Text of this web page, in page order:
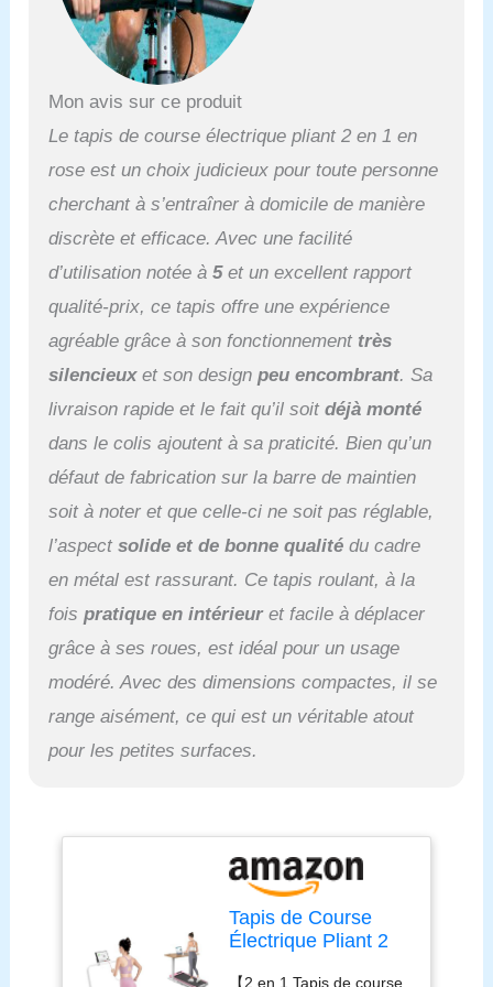
tapis de course 2-en-1
pliable est équipé d'un
pendant l'exercice tout en
augmentant la capacité
de charge. 【Affichage
LED】 Avec le tapis de
course pliable
facilement suivre vos
données d'entraînement.
L'affichage LED du tapis
de course vous permet
de visualiser votre temps
vitesse, votre distance et
vos calories 【Silencieux
Antidérapant】
Dskeuzeew Le tapis de
équipé d'un moteur
extrêmement silencieux
d'absorption des chocs.
Avec une ceinture de
couches (40 x 100 CM) et
une texture antidérapante
sécurité accrue tout en
réduisant efficacement le
nécessite aucune
installation et est prêt à
l'emploi dès le déballage.
Le tapis de course
électrique ne pèse que 24
grâce aux roulettes de
Mon avis sur ce produit
Le tapis de course électrique pliant 2 en 1 en
rose est un choix judicieux pour toute personne
cherchant à s’entraîner à domicile de manière
discrète et efficace. Avec une facilité
d’utilisation notée à5et un excellent rapport
qualité-prix, ce tapis offre une expérience
agréable grâce à son fonctionnement très
silencieuxet son designpeu encombrant. Sa
livraison rapide et le fait qu’il soitdéjà monté
dans le colis ajoutent à sa praticité. Bien qu’un
défaut de fabrication sur la barre de maintien
soit à noter et que celle-ci ne soit pas réglable,
l’aspectsolide et de bonne qualité du cadre
en métal est rassurant. Ce tapis roulant, à la
foispratique en intérieuret facile à déplacer
grâce à ses roues, est idéal pour un usage
modéré. Avec des dimensions compactes, il se
range aisément, ce qui est un véritable atout
pour les petites surfaces.
Tapis de Course
Électrique Pliant 2
【2 en 1 Tapis de course